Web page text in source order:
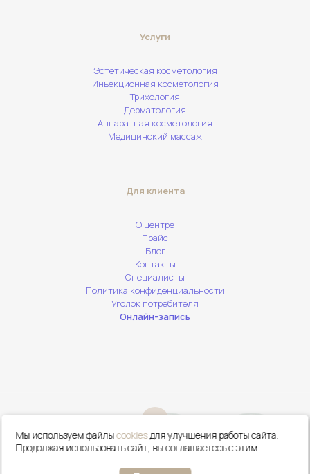
Услуги
Эстетическая косметология
Инъекционная косметология
Трихология
Дерматология
Аппаратная косметология
Медицинский массаж
Для клиента
Онлайн
Сделать
О центре
Прайс
Блог
Контакты
Специалисты
Политика конфиденциальности
Уголок потребителя
Онлайн-запись
Мы используем файлыcookiesдля улучшения работы сайта.
Продолжая использовать сайт, вы соглашаетесь с этим.
Сайт ООО "ЦЭМ Ваши Лица". Все права защищены. 2026(с) by